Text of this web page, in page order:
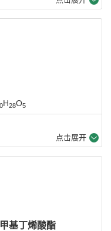
H28O5
点击展开
基丁烯酸酯